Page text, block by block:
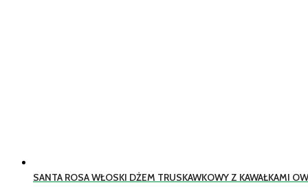
SANTA ROSA WŁOSKI DŻEM TRUSKAWKOWY Z KAWAŁKAMI